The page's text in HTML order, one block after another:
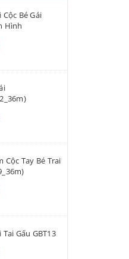
Bé Gái
Hình
Cộc Tay Bé Trai
Gấu GBT13